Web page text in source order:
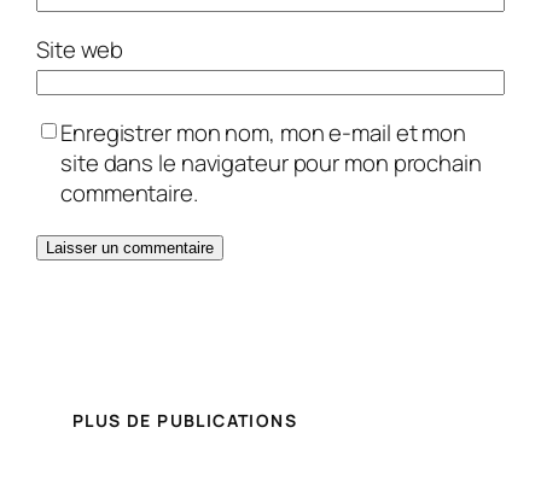
Site web
Enregistrer mon nom, mon e-mail et mon
site dans le navigateur pour mon prochain
commentaire.
PLUS DE PUBLICATIONS